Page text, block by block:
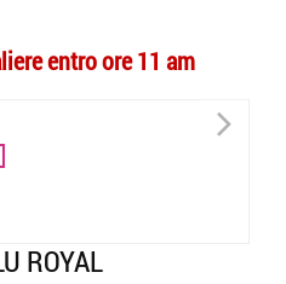
entro ore 11 am
>
ROYAL